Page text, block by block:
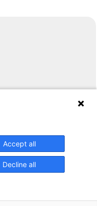
Accept all
Decline all